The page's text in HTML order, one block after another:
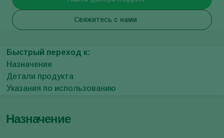
Свяжитесь с нами
Быстрый переход к:
Назначение
Детали продукта
Указания по использованию
Назначение